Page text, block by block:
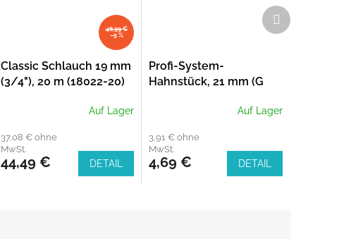
46,99 €
–5 %
Classic Schlauch 19 mm
(3/4"), 20 m (18022-20)
Auf Lager
37,08 € ohne
MwSt.
44,49 € DETAIL
Profi-System-
Hahnstück, 21 mm (G
26,5 mm (G 3/4")-Auf Lager
3,91 € ohne
MwSt.
4,69 € DETAIL
Nächstes
Produkt